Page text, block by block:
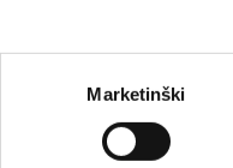
Marketinški
s